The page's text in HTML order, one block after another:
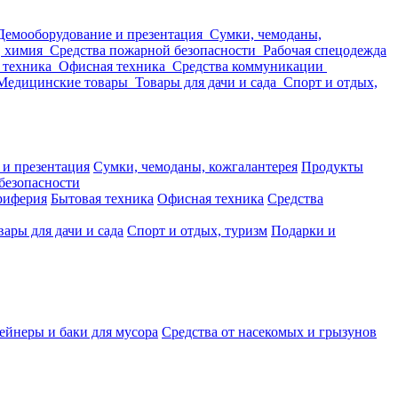
и презентация Сумки, чемоданы,
химия Средства пожарной безопасности Рабочая спецодежда
Офисная техника Средства коммуникации
товары Товары для дачи и сада Спорт и отдых,
презентация Сумки, чемоданы, кожгалантерея Продукты
Бытовая техника Офисная техника Средства
для дачи и сада Спорт и отдых, туризм Подарки и
и баки для мусора Средства от насекомых и грызунов